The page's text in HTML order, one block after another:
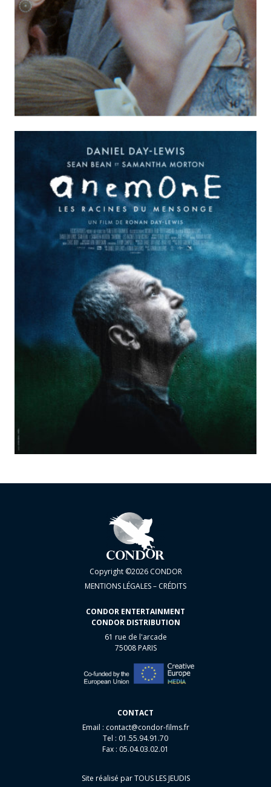
Copyright ©2026 CONDOR
MENTIONS LÉGALES – CRÉDITS
CONDOR ENTERTAINMENT
CONDOR DISTRIBUTION
61 rue de l'arcade
75008 PARIS
CONTACT
Email : contact@condor-films.fr
Tel : 01.55.94.91.70
Fax : 05.04.03.02.01
Site réalisé par TOUS LES JEUDIS